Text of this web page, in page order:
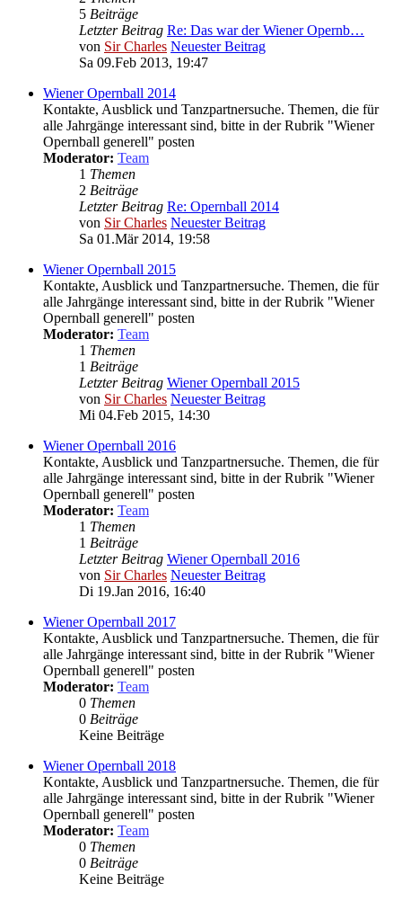
5 Beiträge
Letzter Beitrag Re: Das war der Wiener Opernb…
von Sir Charles Neuester Beitrag
Sa 09.Feb 2013, 19:47
Wiener Opernball 2014
Kontakte, Ausblick und Tanzpartnersuche. Themen, die für
alle Jahrgänge interessant sind, bitte in der Rubrik "Wiener
Opernball generell" posten
Moderator: Team
1 Themen
2 Beiträge
Letzter Beitrag Re: Opernball 2014
von Sir Charles Neuester Beitrag
Sa 01.Mär 2014, 19:58
Wiener Opernball 2015
Kontakte, Ausblick und Tanzpartnersuche. Themen, die für
alle Jahrgänge interessant sind, bitte in der Rubrik "Wiener
Opernball generell" posten
Moderator: Team
1 Themen
1 Beiträge
Letzter Beitrag Wiener Opernball 2015
von Sir Charles Neuester Beitrag
Mi 04.Feb 2015, 14:30
Wiener Opernball 2016
Kontakte, Ausblick und Tanzpartnersuche. Themen, die für
alle Jahrgänge interessant sind, bitte in der Rubrik "Wiener
Opernball generell" posten
Moderator: Team
1 Themen
1 Beiträge
Letzter Beitrag Wiener Opernball 2016
von Sir Charles Neuester Beitrag
Di 19.Jan 2016, 16:40
Wiener Opernball 2017
Kontakte, Ausblick und Tanzpartnersuche. Themen, die für
alle Jahrgänge interessant sind, bitte in der Rubrik "Wiener
Opernball generell" posten
Moderator: Team
0 Themen
0 Beiträge
Keine Beiträge
Wiener Opernball 2018
Kontakte, Ausblick und Tanzpartnersuche. Themen, die für
alle Jahrgänge interessant sind, bitte in der Rubrik "Wiener
Opernball generell" posten
Moderator: Team
0 Themen
0 Beiträge
Keine Beiträge